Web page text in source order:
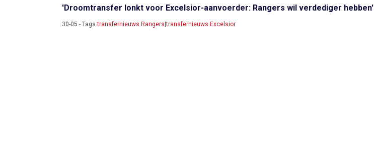
'Droomtransfer lonkt voor Excelsior-aanvoerder: Rangers wil verdediger hebben'
30-05 - Tags:transfernieuws Rangers |transfernieuws Excelsior